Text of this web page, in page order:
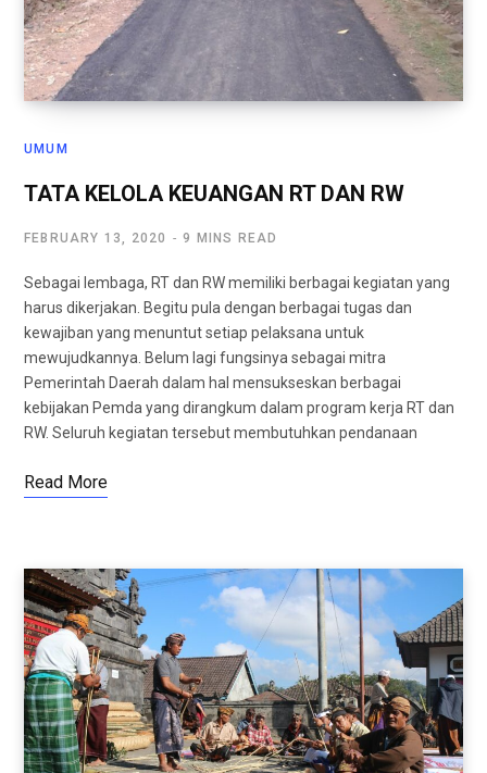
UMUM
TATA KELOLA KEUANGAN RT DAN RW
FEBRUARY 13, 2020 9 MINS READ
Sebagai lembaga, RT dan RW memiliki berbagai kegiatan yang
harus dikerjakan. Begitu pula dengan berbagai tugas dan
kewajiban yang menuntut setiap pelaksana untuk
mewujudkannya. Belum lagi fungsinya sebagai mitra
Pemerintah Daerah dalam hal mensukseskan berbagai
kebijakan Pemda yang dirangkum dalam program kerja RT dan
RW. Seluruh kegiatan tersebut membutuhkan pendanaan
Read More